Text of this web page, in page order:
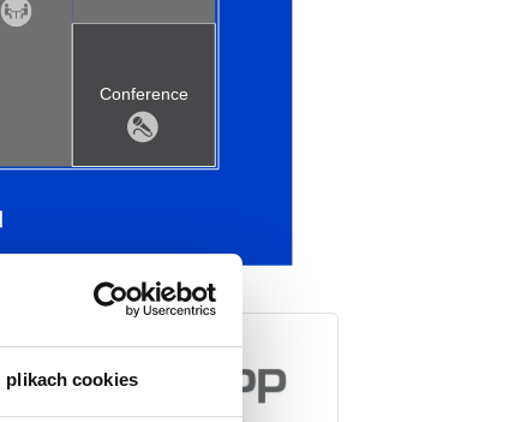
plikach cookies
Conference